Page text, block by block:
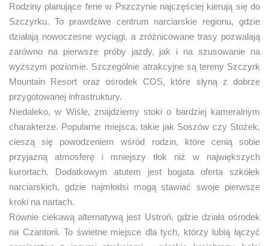
Rodziny planujące ferie w Pszczynie najczęściej kierują się do
Szczyrku. To prawdziwe centrum narciarskie regionu, gdzie
działają nowoczesne wyciągi, a zróżnicowane trasy pozwalają
zarówno na pierwsze próby jazdy, jak i na szusowanie na
wyższym poziomie. Szczególnie atrakcyjne są tereny Szczyrk
Mountain Resort oraz ośrodek COS, które słyną z dobrze
przygotowanej infrastruktury.
Niedaleko, w Wiśle, znajdziemy stoki o bardziej kameralnym
charakterze. Popularne miejsca, takie jak Soszów czy Stożek,
cieszą się powodzeniem wśród rodzin, które cenią sobie
przyjazną atmosferę i mniejszy tłok niż w największych
kurortach. Dodatkowym atutem jest bogata oferta szkółek
narciarskich, gdzie najmłodsi mogą stawiać swoje pierwsze
kroki na nartach.
Równie ciekawą alternatywą jest Ustroń, gdzie działa ośrodek
na Czantorii. To świetne miejsce dla tych, którzy lubią łączyć